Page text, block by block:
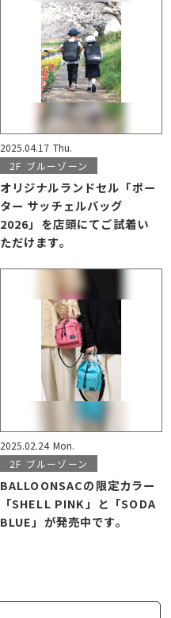
2025.04.17 Thu.
2F ブルーゾーン
オリジナルランドセル「ポー
ター サッチェルバッグ
2026」を店頭にてご試着い
ただけます。
2025.02.24 Mon.
2F ブルーゾーン
BALLOONSACの限定カラー
「SHELL PINK」と「SODA
BLUE」が発売中です。